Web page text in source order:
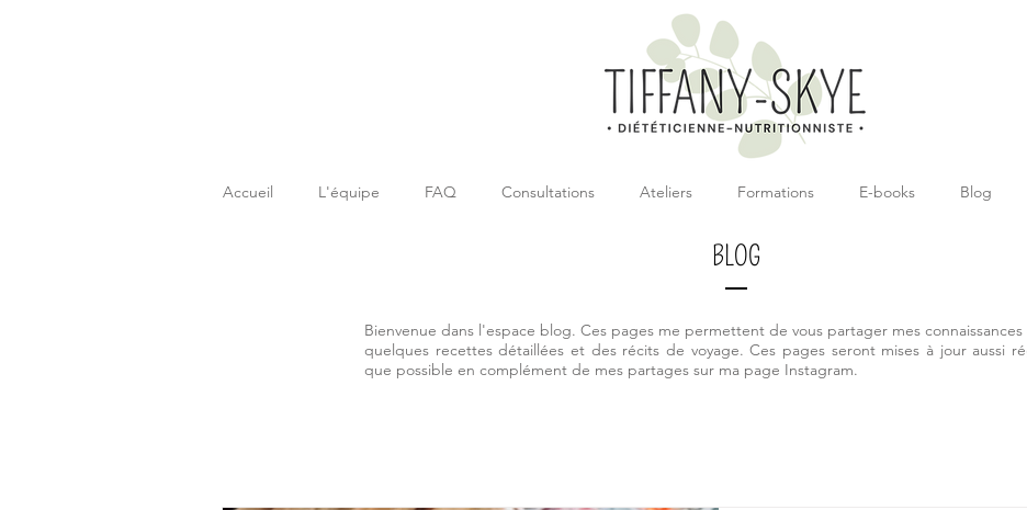
Accueil L'équipe FAQ Consultations Ateliers Formations E-books Blog
BLOG
Bienvenue dans l'espace blog. Ces pages me permettent de vous partager mes
quelques recettes détaillées et des récits de voyage. Ces pages seront mises à jour aussi
que possible en complément de mes partages sur ma page Instagram.